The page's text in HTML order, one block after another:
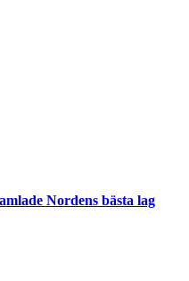
Nordens bästa lag